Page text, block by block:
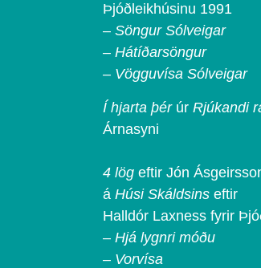
Þjóðleikhúsinu 1991
– Söngur Sólveigar
– Hátíðarsöngur
– Vögguvísa Sólveigar
Í hjarta þérúr Rjúkandi
Árnasyni
4 lög eftir Jón
á Húsi Skáldsins eftir
Halldór Laxness fyrir
– Hjá lygnri móðu
– Vorvísa